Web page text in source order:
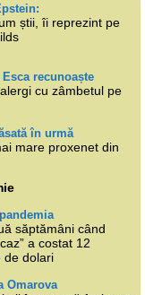
știi, îi reprezint pe
recunoaște
cu zâmbetul pe
în urmă
mare proxenet din
săptămâni când
a costat 12
de dolari
Omarova